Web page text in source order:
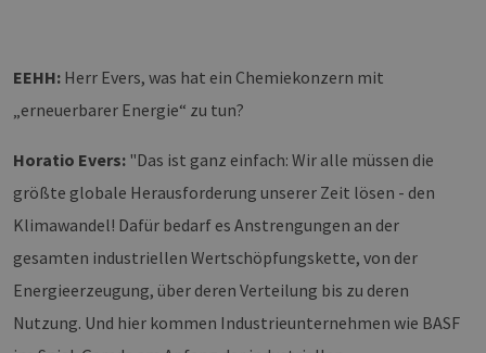
EEHH: Herr Evers, was hat ein Chemiekonzern mit
„erneuerbarer Energie“ zu tun?
Horatio Evers: "Das ist ganz einfach: Wir alle müssen die
größte globale Herausforderung unserer Zeit lösen - den
Klimawandel! Dafür bedarf es Anstrengungen an der
gesamten industriellen Wertschöpfungskette, von der
Energieerzeugung, über deren Verteilung bis zu deren
Nutzung. Und hier kommen Industrieunternehmen wie BASF